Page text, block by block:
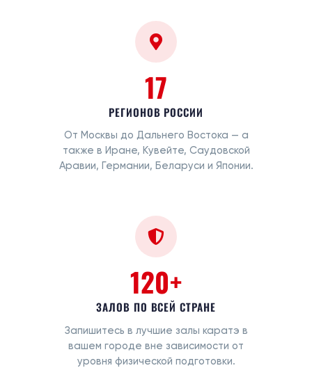
17
РЕГИОНОВ РОССИИ
От Москвы до Дальнего Востока — а
также в Иране, Кувейте, Саудовской
Аравии, Германии, Беларуси и Японии.
120+
ЗАЛОВ ПО ВСЕЙ СТРАНЕ
Запишитесь в лучшие залы каратэ в
вашем городе вне зависимости от
уровня физической подготовки.